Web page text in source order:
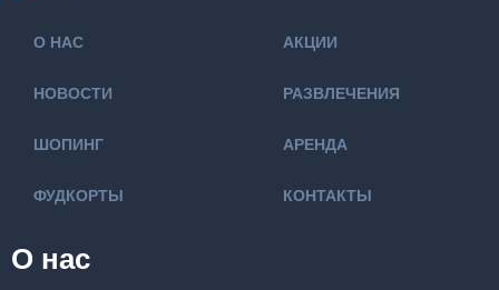
О НАС
НОВОСТИ
ШОПИНГ
ФУДКОРТЫ
АКЦИИ
РАЗВЛЕЧЕНИЯ
АРЕНДА
КОНТАКТЫ
О нас